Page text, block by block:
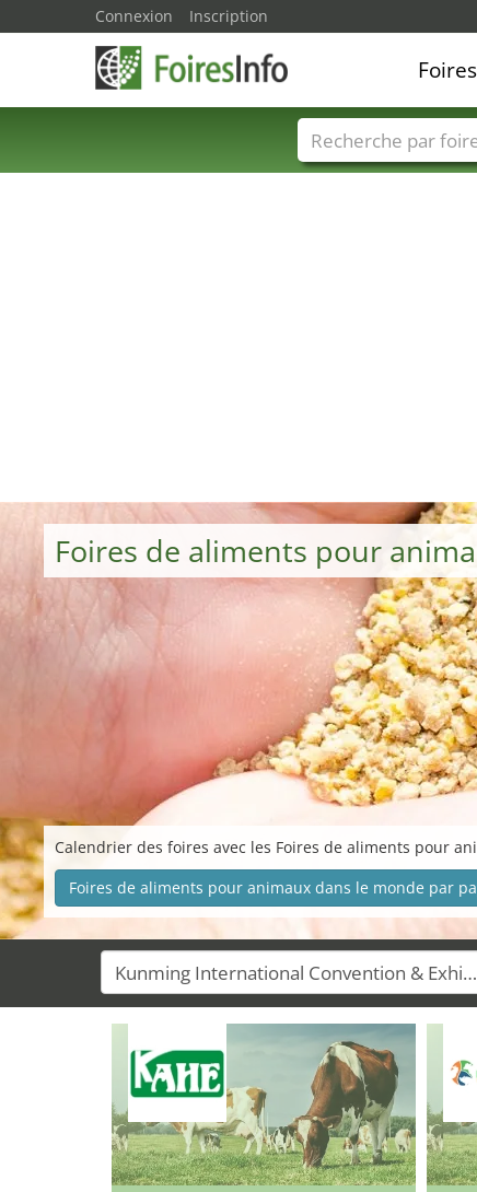
Foires de aliments pour
Calendrier des foires avec les Foires de aliments pour
Foires de aliments pour animaux dans le monde par
Connexion Inscription
Foires
Foire noms